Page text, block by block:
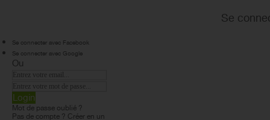
Se
Se connecter avec Facebook
Se connecter avec Google
Ou
Login
Mot de passe oublié ?
Pas de compte ? Créer en un